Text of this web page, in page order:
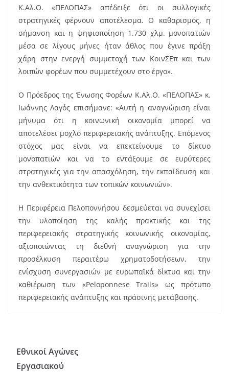
Κ.Αλ.Ο. «ΠΕΛΟΠΑΣ» απέδειξε ότι οι συλλογικές
στρατηγικές φέρνουν αποτέλεσμα. Ο καθαρισμός, η
σήμανση και η ψηφιοποίηση 1.730 χλμ. μονοπατιών
μέσα σε λίγους μήνες ήταν άθλος που έγινε πράξη
χάρη στην ενεργή συμμετοχή των ΚοινΣΕπ και των
λοιπών φορέων που συμμετέχουν στο έργο».
Ο Πρόεδρος της Ένωσης Φορέων Κ.Αλ.Ο. «ΠΕΛΟΠΑΣ» κ.
Ιωάννης Λαγός επισήμανε: «Αυτή η αναγνώριση είναι
μήνυμα ότι η κοινωνική οικονομία μπορεί να
αποτελέσει μοχλό περιφερειακής ανάπτυξης. Επόμενος
στόχος μας είναι να επεκτείνουμε το δίκτυο
μονοπατιών και να το εντάξουμε σε ευρύτερες
στρατηγικές για την απασχόληση, την εκπαίδευση και
την ανθεκτικότητα των τοπικών κοινωνιών».
Η Περιφέρεια Πελοποννήσου δεσμεύεται να συνεχίσει
την υλοποίηση της καλής πρακτικής και της
περιφερειακής στρατηγικής κοινωνικής οικονομίας,
αξιοποιώντας τη διεθνή αναγνώριση για την
προσέλκυση περαιτέρω χρηματοδοτήσεων, την
ενίσχυση συνεργασιών με ευρωπαϊκά δίκτυα και την
καθιέρωση των «Peloponnese Trails» ως πρότυπο
περιφερειακής ανάπτυξης και πράσινης μετάβασης.
Εθνικοί Αγώνες
Εργασιακού